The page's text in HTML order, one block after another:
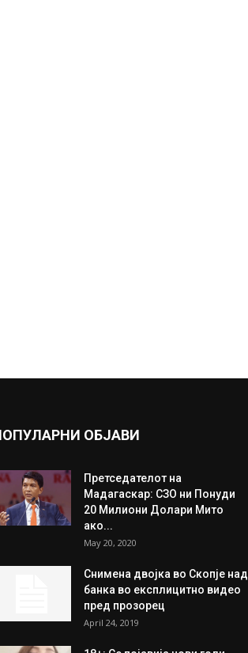
ОБЈАВИ
Претседателот на
Мадагаскар: СЗО ни Понуди
20 Милиони Долари Мито
ако...
May 20, 2020
Снимена двојка во Скопје над
банка во експлицитно видео
пред прозорец
April 24, 2019